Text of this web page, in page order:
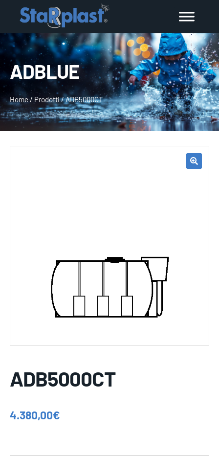
ADBLUE
Home/ Prodotti/ADB5000CT
ADB5000CT
4.380,00€